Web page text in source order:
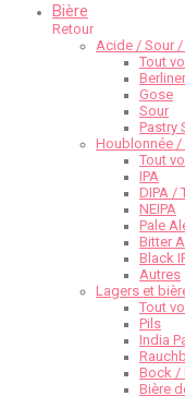
Bière
Retour
Acide / Sour /
Tout
Gose
Sour
Pastry
Houblonnée /
Tout
IPA
DIPA /
NEIPA
Pale
Bitter
Black
Autres
Lagers et
Tout
Pils
India
Bock /
Bière